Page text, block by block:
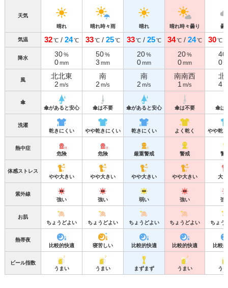
天気
晴れ
晴れ時々雨 晴れ 晴れ時々曇り 曇
気温 32℃/ 24℃ 33℃/ 25℃ 33℃/ 25℃ 34℃/ 24℃ 30℃/
降水 30%
0mm
50%
3 mm
20%
0mm
20%
0mm
40
0
風
北北東
2 m/s
南
2 m/s
南
2 m/s
南南西
1 m/s
北
4
傘
傘があると安心
傘は不要 傘があると安心 傘は不要 傘は
洗濯
乾きにくい
やや乾きにくい 乾きにくい よく乾く やや乾
熱中症
危険
危険 厳重警戒 警戒 警
体感ストレス
やや大きい
やや大きい やや大きい やや大きい 大
紫外線
強い
強い 弱い 強い 強
お肌
ちょうどよい
ちょうどよい ちょうどよい ちょうどよい ちょう
熱帯夜
比較的快適
寝苦しい 比較的快適 比較的快適 比較
ビール指数
うまい
うまい まずまず うまい う